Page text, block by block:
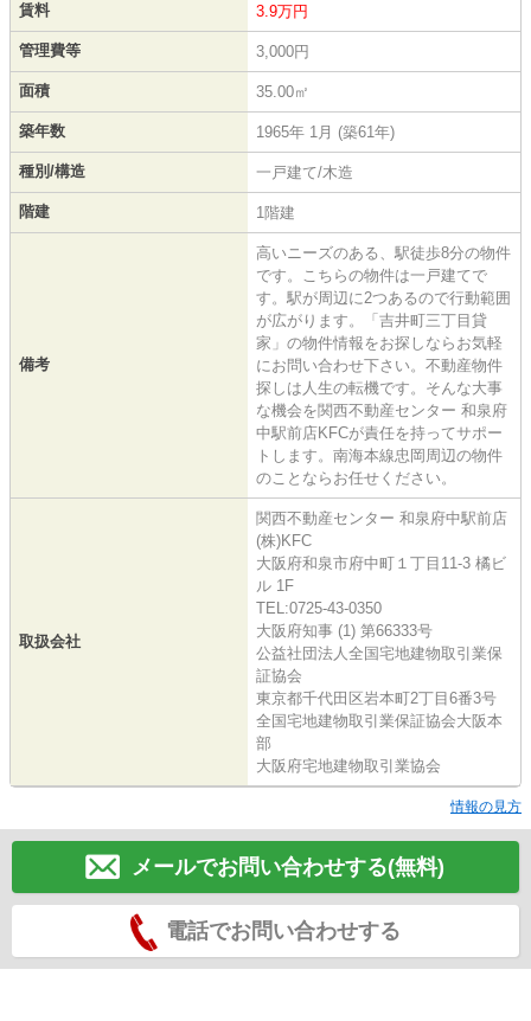
賃料 3.9万円
管理費等 3,000円
面積 35.00㎡
築年数 1965年 1月 (築61年)
種別/構造 一戸建て/木造
階建 1階建
備考
高いニーズのある、駅徒歩8分の物件
です。こちらの物件は一戸建てで
す。駅が周辺に2つあるので行動範囲
が広がります。「吉井町三丁目貸
家」の物件情報をお探しならお気軽
にお問い合わせ下さい。不動産物件
探しは人生の転機です。そんな大事
な機会を関西不動産センター 和泉府
中駅前店KFCが責任を持ってサポー
トします。南海本線忠岡周辺の物件
のことならお任せください。
取扱会社
関西不動産センター 和泉府中駅前店
(株)KFC
大阪府和泉市府中町１丁目11-3 橘ビ
ル 1F
TEL:0725-43-0350
大阪府知事 (1) 第66333号
公益社団法人全国宅地建物取引業保
証協会
東京都千代田区岩本町2丁目6番3号
全国宅地建物取引業保証協会大阪本
部
大阪府宅地建物取引業協会
情報の見方
メールでお問い合わせする(無料)
電話でお問い合わせする